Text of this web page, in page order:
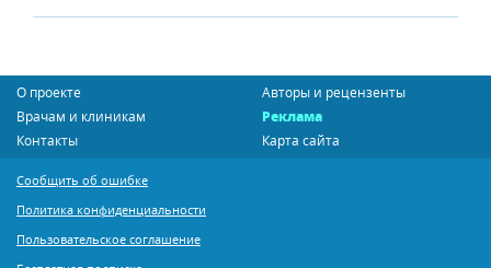
О проекте
Авторы и рецензенты
Врачам и клиникам
Реклама
Контакты
Карта сайта
Сообщить об ошибке
Политика конфиденциальности
Пользовательское соглашение